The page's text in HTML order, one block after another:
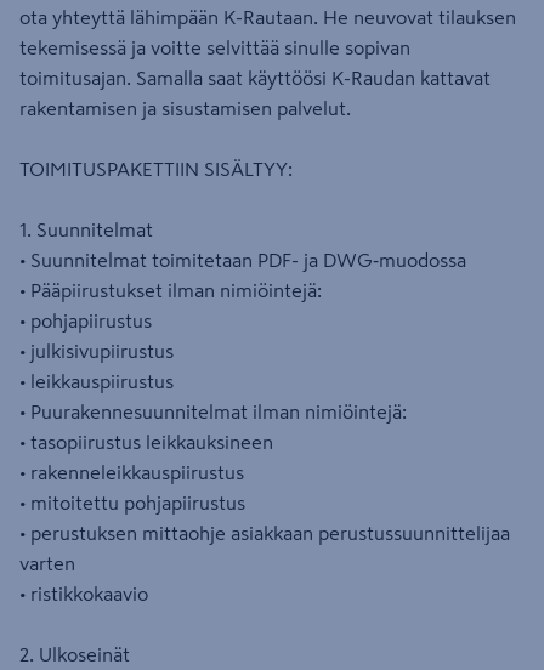
ota yhteyttä lähimpään K-Rautaan. He neuvovat tilauksen
tekemisessä ja voitte selvittää sinulle sopivan
toimitusajan. Samalla saat käyttöösi K-Raudan kattavat
rakentamisen ja sisustamisen palvelut.
TOIMITUSPAKETTIIN SISÄLTYY:
1. Suunnitelmat
• Suunnitelmat toimitetaan PDF- ja DWG‑muodossa
• Pääpiirustukset ilman nimiöintejä:
• pohjapiirustus
• julkisivupiirustus
• leikkauspiirustus
• Puurakennesuunnitelmat ilman nimiöintejä:
• tasopiirustus leikkauksineen
• rakenneleikkauspiirustus
• mitoitettu pohjapiirustus
• perustuksen mittaohje asiakkaan perustussuunnittelijaa
varten
• ristikkokaavio
2. Ulkoseinät